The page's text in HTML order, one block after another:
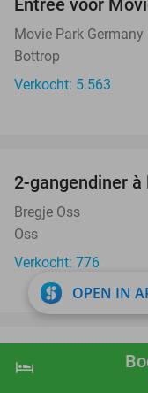
shopping_cart
hotel
Movie Park Germany
Bottrop
Verkocht: 5.563
2-gangendiner
Bregje Oss
Oss
Verkocht: 776
Speeltegoed +
OPEN IN